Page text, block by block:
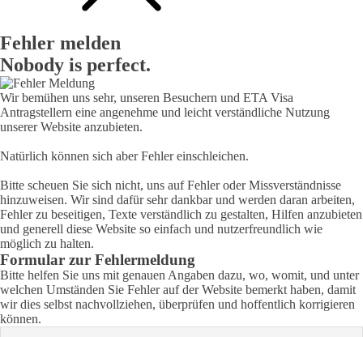
Fehler melden
Nobody is perfect.
Wir bemühen uns sehr, unseren Besuchern und ETA Visa
Antragstellern eine angenehme und leicht verständliche Nutzung
unserer Website anzubieten.
Natürlich können sich aber Fehler einschleichen.
Bitte scheuen Sie sich nicht, uns auf Fehler oder Missverständnisse
hinzuweisen. Wir sind dafür sehr dankbar und werden daran arbeiten,
Fehler zu beseitigen, Texte verständlich zu gestalten, Hilfen anzubieten
und generell diese Website so einfach und nutzerfreundlich wie
möglich zu halten.
Formular zur Fehlermeldung
Bitte helfen Sie uns mit genauen Angaben dazu, wo, womit, und unter
welchen Umständen Sie Fehler auf der Website bemerkt haben, damit
wir dies selbst nachvollziehen, überprüfen und hoffentlich korrigieren
können.